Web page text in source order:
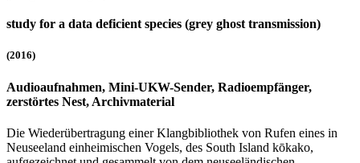
study for a data deficient species (grey ghost transmission)
(2016)
Audioaufnahmen, Mini-UKW-Sender, Radioempfänger,
zerstörtes Nest, Archivmaterial
Die Wiederübertragung einer Klangbibliothek von Rufen eines in
Neuseeland einheimischen Vogels, des South Island kōkako,